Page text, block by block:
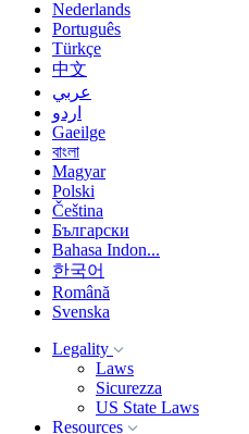
Nederlands
Português
Türkçe
中文
عربي
اردو
Gaeilge
বাংলা
Magyar
Polski
Čeština
Български
Bahasa Indon...
한국어
Română
Svenska
Legality
Laws
Sicurezza
US State Laws
Resources